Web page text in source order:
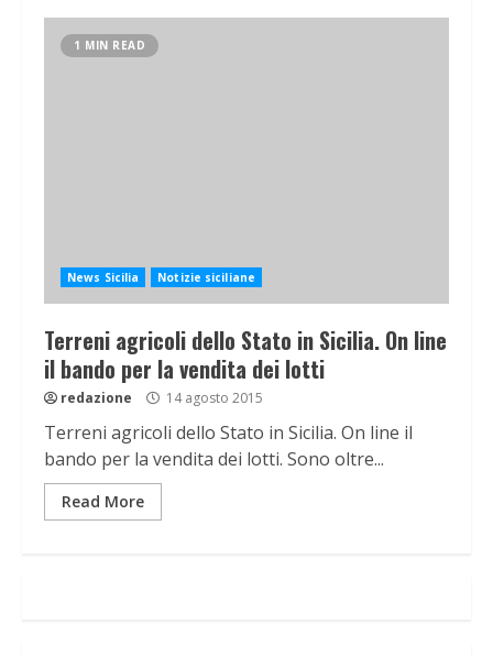
1 MIN READ
News Sicilia Notizie siciliane
Terreni agricoli dello Stato in Sicilia. On line
il bando per la vendita dei lotti
redazione 14 agosto 2015
Terreni agricoli dello Stato in Sicilia. On line il
bando per la vendita dei lotti. Sono oltre...
Read More